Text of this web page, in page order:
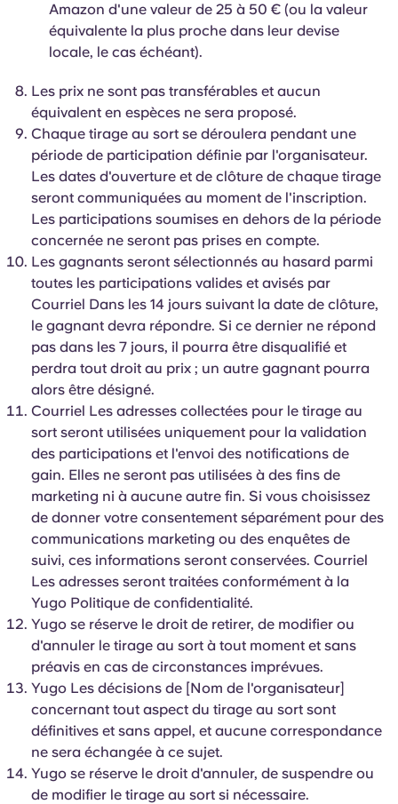
Amazon d'une valeur de 25 à 50 € (ou la valeur
équivalente la plus proche dans leur devise
locale, le cas échéant).
Les prix ne sont pas transférables et aucun
équivalent en espèces ne sera proposé.
Chaque tirage au sort se déroulera pendant une
période de participation définie par l'organisateur.
Les dates d'ouverture et de clôture de chaque tirage
seront communiquées au moment de l'inscription.
Les participations soumises en dehors de la période
concernée ne seront pas prises en compte.
Les gagnants seront sélectionnés au hasard parmi
toutes les participations valides et avisés par
Courriel Dans les 14 jours suivant la date de clôture,
le gagnant devra répondre. Si ce dernier ne répond
pas dans les 7 jours, il pourra être disqualifié et
perdra tout droit au prix ; un autre gagnant pourra
alors être désigné.
Courriel Les adresses collectées pour le tirage au
sort seront utilisées uniquement pour la validation
des participations et l'envoi des notifications de
gain. Elles ne seront pas utilisées à des fins de
marketing ni à aucune autre fin. Si vous choisissez
de donner votre consentement séparément pour des
communications marketing ou des enquêtes de
suivi, ces informations seront conservées. Courriel
Les adresses seront traitées conformément à la
Yugo Politique de confidentialité.
Yugo se réserve le droit de retirer, de modifier ou
d'annuler le tirage au sort à tout moment et sans
préavis en cas de circonstances imprévues.
Yugo Les décisions de [Nom de l'organisateur]
concernant tout aspect du tirage au sort sont
définitives et sans appel, et aucune correspondance
ne sera échangée à ce sujet.
Yugo se réserve le droit d'annuler, de suspendre ou
de modifier le tirage au sort si nécessaire.